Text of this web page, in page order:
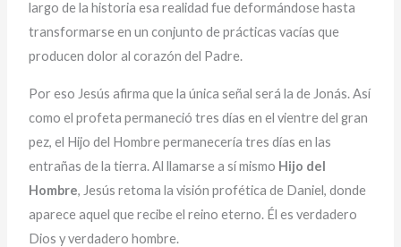
largo de la historia esa realidad fue deformándose hasta
transformarse en un conjunto de prácticas vacías que
producen dolor al corazón del Padre.
Por eso Jesús afirma que la única señal será la de Jonás. Así
como el profeta permaneció tres días en el vientre del gran
pez, el Hijo del Hombre permanecería tres días en las
entrañas de la tierra. Al llamarse a sí mismo Hijo del
Hombre, Jesús retoma la visión profética de Daniel, donde
aparece aquel que recibe el reino eterno. Él es verdadero
Dios y verdadero hombre.